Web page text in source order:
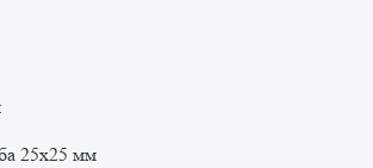
25x25 мм